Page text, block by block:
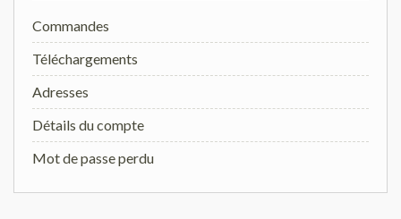
Commandes
Téléchargements
Adresses
Détails du compte
Mot de passe perdu